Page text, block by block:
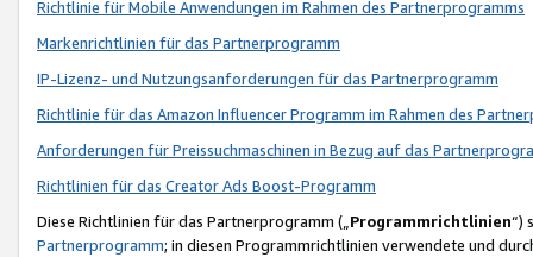
Richtlinie für Mobile Anwendungen im Rahmen des Partnerprogramms
Markenrichtlinien für das Partnerprogramm
IP-Lizenz- und Nutzungsanforderungen für das Partnerprogramm
Richtlinie für das Amazon Influencer Programm im Rahmen des
Anforderungen für Preissuchmaschinen in Bezug auf das
Richtlinien für das Creator Ads Boost-Programm
Diese Richtlinien für das Partnerprogramm („Programmrichtlinien“)
Partnerprogramm; in diesen Programmrichtlinien verwendete und